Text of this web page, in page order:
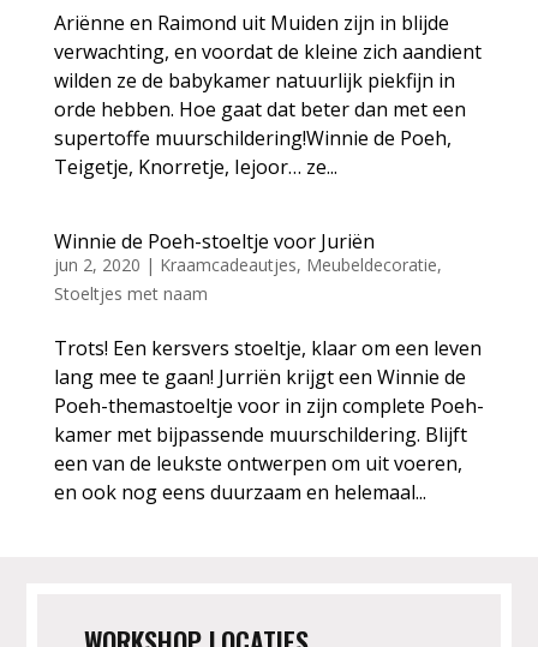
Ariënne en Raimond uit Muiden zijn in blijde
verwachting, en voordat de kleine zich aandient
wilden ze de babykamer natuurlijk piekfijn in
orde hebben. Hoe gaat dat beter dan met een
supertoffe muurschildering!Winnie de Poeh,
Teigetje, Knorretje, Iejoor… ze...
Winnie de Poeh-stoeltje voor Juriën
jun 2, 2020 | Kraamcadeautjes, Meubeldecoratie,
Stoeltjes met naam
Trots! Een kersvers stoeltje, klaar om een leven
lang mee te gaan! Jurriën krijgt een Winnie de
Poeh-themastoeltje voor in zijn complete Poeh-
kamer met bijpassende muurschildering. Blijft
een van de leukste ontwerpen om uit voeren,
en ook nog eens duurzaam en helemaal...